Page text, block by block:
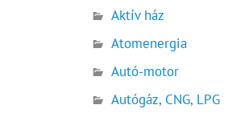
Aktív ház
Atomenergia
Autó-motor
Autógáz, CNG, LPG